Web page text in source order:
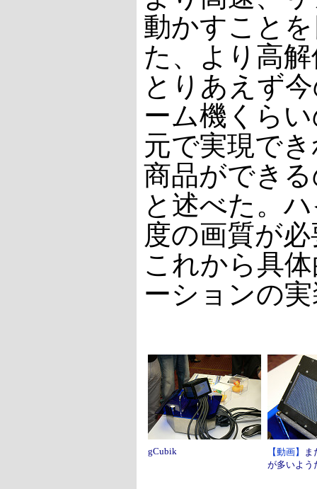
動かすこと
た、より高
とりあえず
ーム機くら
元で実現で
商品ができ
と述べた。
度の画質が
これから具
ーションの
gCubik 【動画】
ま
が多いよう